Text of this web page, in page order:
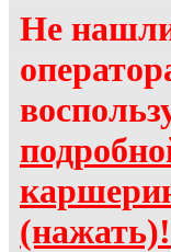
Не
(нажать)!